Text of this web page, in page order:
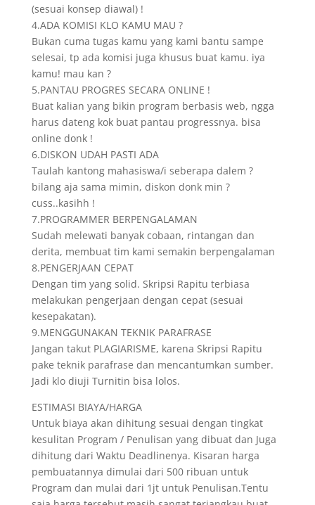
(sesuai konsep diawal) !
4.ADA KOMISI KLO KAMU MAU ?
Bukan cuma tugas kamu yang kami bantu sampe
selesai, tp ada komisi juga khusus buat kamu. iya
kamu! mau kan ?
5.PANTAU PROGRES SECARA ONLINE !
Buat kalian yang bikin program berbasis web, ngga
harus dateng kok buat pantau progressnya. bisa
online donk !
6.DISKON UDAH PASTI ADA
Taulah kantong mahasiswa/i seberapa dalem ?
bilang aja sama mimin, diskon donk min ?
cuss..kasihh !
7.PROGRAMMER BERPENGALAMAN
Sudah melewati banyak cobaan, rintangan dan
derita, membuat tim kami semakin berpengalaman
8.PENGERJAAN CEPAT
Dengan tim yang solid. Skripsi Rapitu terbiasa
melakukan pengerjaan dengan cepat (sesuai
kesepakatan).
9.MENGGUNAKAN TEKNIK PARAFRASE
Jangan takut PLAGIARISME, karena Skripsi Rapitu
pake teknik parafrase dan mencantumkan sumber.
Jadi klo diuji Turnitin bisa lolos.
ESTIMASI BIAYA/HARGA
Untuk biaya akan dihitung sesuai dengan tingkat
kesulitan Program / Penulisan yang dibuat dan Juga
dihitung dari Waktu Deadlinenya. Kisaran harga
pembuatannya dimulai dari 500 ribuan untuk
Program dan mulai dari 1jt untuk Penulisan.Tentu